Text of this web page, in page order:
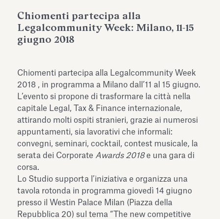
Torlonia
Leggi tutto
Chiomenti partecipa alla
Legalcommunity Week: Milano, 11-15
giugno 2018
Chiomenti partecipa alla Legalcommunity Week
2018 , in programma a Milano dall’11 al 15 giugno.
L’evento si propone di trasformare la città nella
capitale Legal, Tax & Finance internazionale,
attirando molti ospiti stranieri, grazie ai numerosi
appuntamenti, sia lavorativi che informali:
convegni, seminari, cocktail, contest musicale, la
serata dei Corporate Awards 2018e una gara di
corsa.
Lo Studio supporta l’iniziativa e organizza una
tavola rotonda in programma giovedì 14 giugno
presso il Westin Palace Milan (Piazza della
Repubblica 20) sul tema “The new competitive